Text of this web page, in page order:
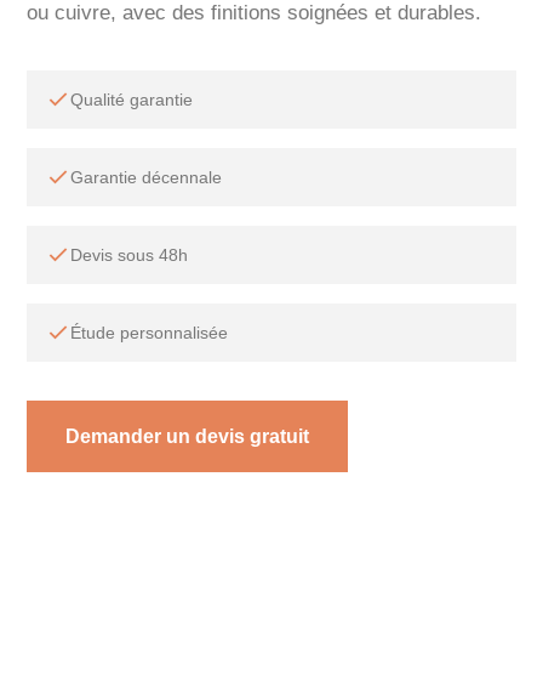
ou cuivre, avec des finitions soignées et durables.
Qualité garantie
Garantie décennale
Devis sous 48h
Étude personnalisée
Demander un devis gratuit